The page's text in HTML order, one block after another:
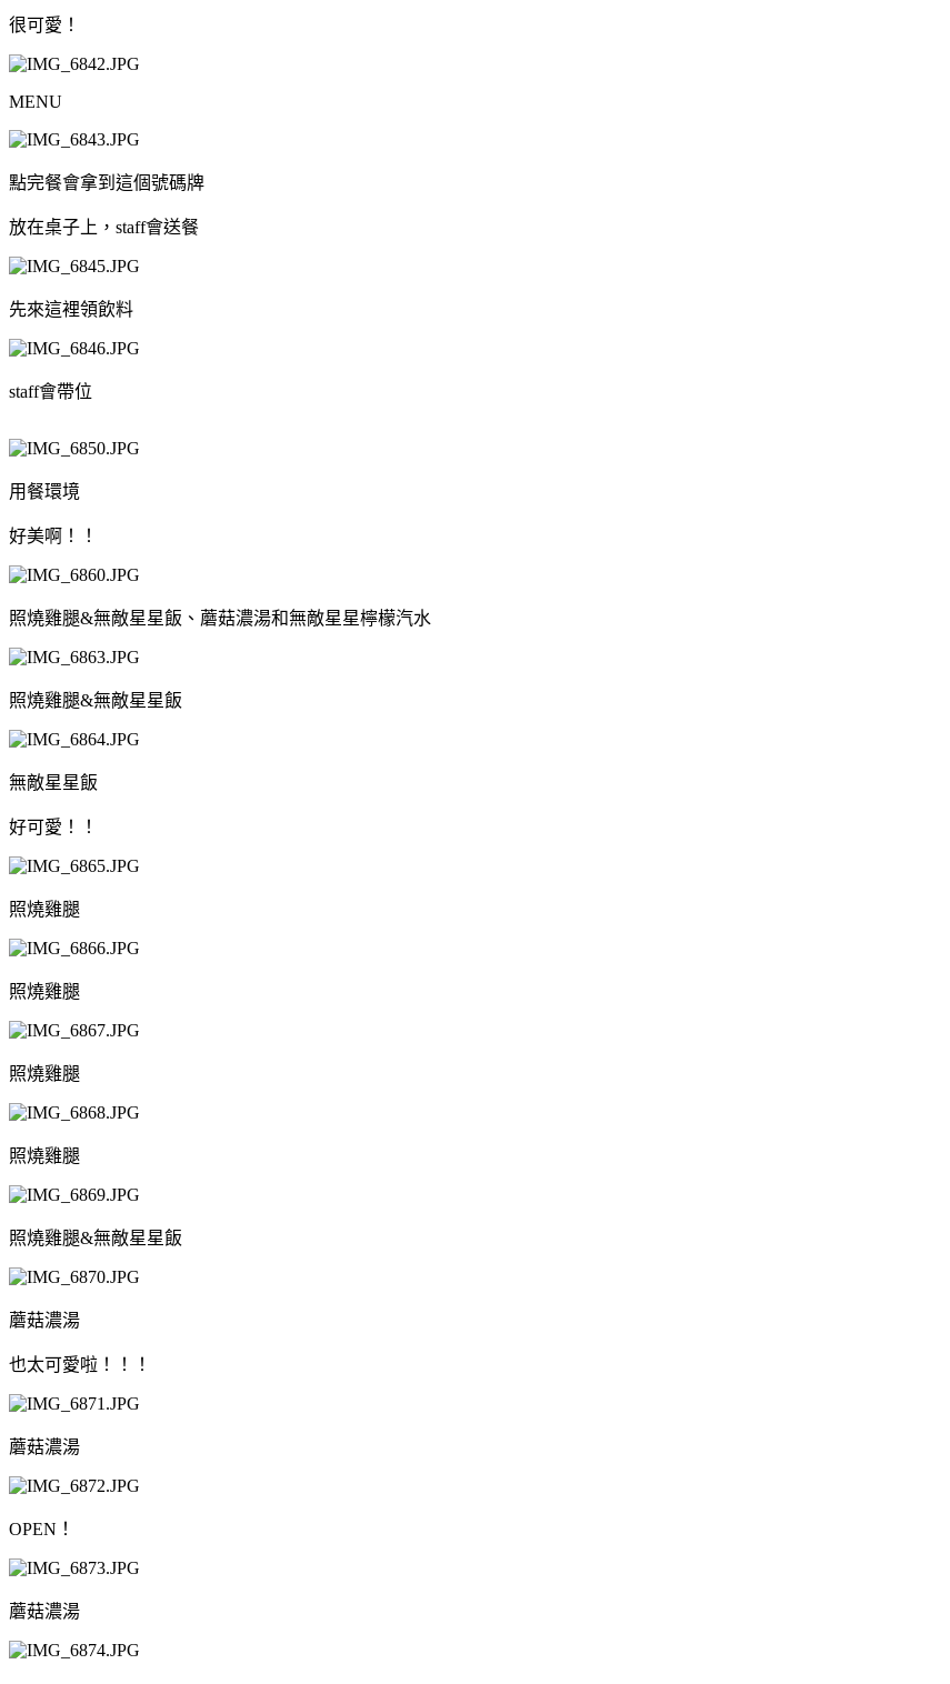
很可愛！
MENU
點完餐會拿到這個號碼牌
放在桌子上，staff會送餐
先來這裡領飲料
staff會帶位
用餐環境
好美啊！！
照燒雞腿&無敵星星飯、蘑菇濃湯和無敵星星檸檬汽水
照燒雞腿&無敵星星飯
無敵星星飯
好可愛！！
照燒雞腿
照燒雞腿
照燒雞腿
照燒雞腿
照燒雞腿&無敵星星飯
蘑菇濃湯
也太可愛啦！！！
蘑菇濃湯
OPEN！
蘑菇濃湯